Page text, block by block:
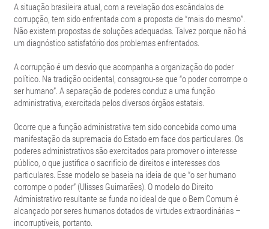
A situação brasileira atual, com a revelação dos escândalos de
corrupção, tem sido enfrentada com a proposta de “mais do mesmo”.
Não existem propostas de soluções adequadas. Talvez porque não há
um diagnóstico satisfatório dos problemas enfrentados.
A corrupção é um desvio que acompanha a organização do poder
político. Na tradição ocidental, consagrou-se que “o poder corrompe o
ser humano”. A separação de poderes conduz a uma função
administrativa, exercitada pelos diversos órgãos estatais.
Ocorre que a função administrativa tem sido concebida como uma
manifestação da supremacia do Estado em face dos particulares. Os
poderes administrativos são exercitados para promover o interesse
público, o que justifica o sacrifício de direitos e interesses dos
particulares. Esse modelo se baseia na ideia de que “o ser humano
corrompe o poder” (Ulisses Guimarães). O modelo do Direito
Administrativo resultante se funda no ideal de que o Bem Comum é
alcançado por seres humanos dotados de virtudes extraordinárias –
incorruptíveis, portanto.